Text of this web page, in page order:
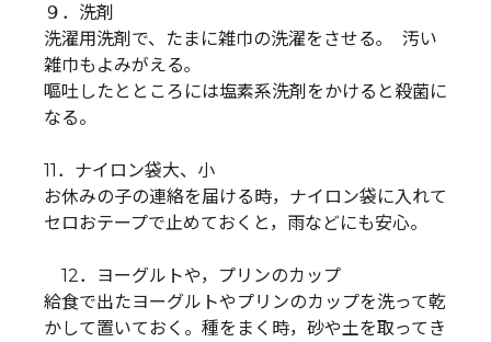
９．洗剤
洗濯用洗剤で、たまに雑巾の洗濯をさせる｡ 汚い
雑巾もよみがえる｡
嘔吐したとところには塩素系洗剤をかけると殺菌に
なる。
11．ナイロン袋大、小
お休みの子の連絡を届ける時，ナイロン袋に入れて
セロおテープで止めておくと，雨などにも安心。
12．ヨーグルトや，プリンのカップ
給食で出たヨーグルトやプリンのカップを洗って乾
かして置いておく。種をまく時，砂や土を取ってき